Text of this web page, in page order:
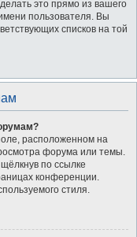
это прямо из вашего
пользователя. Вы
списков на той
расположенном на
форума или темы.
по ссылке
конференции.
стиля.